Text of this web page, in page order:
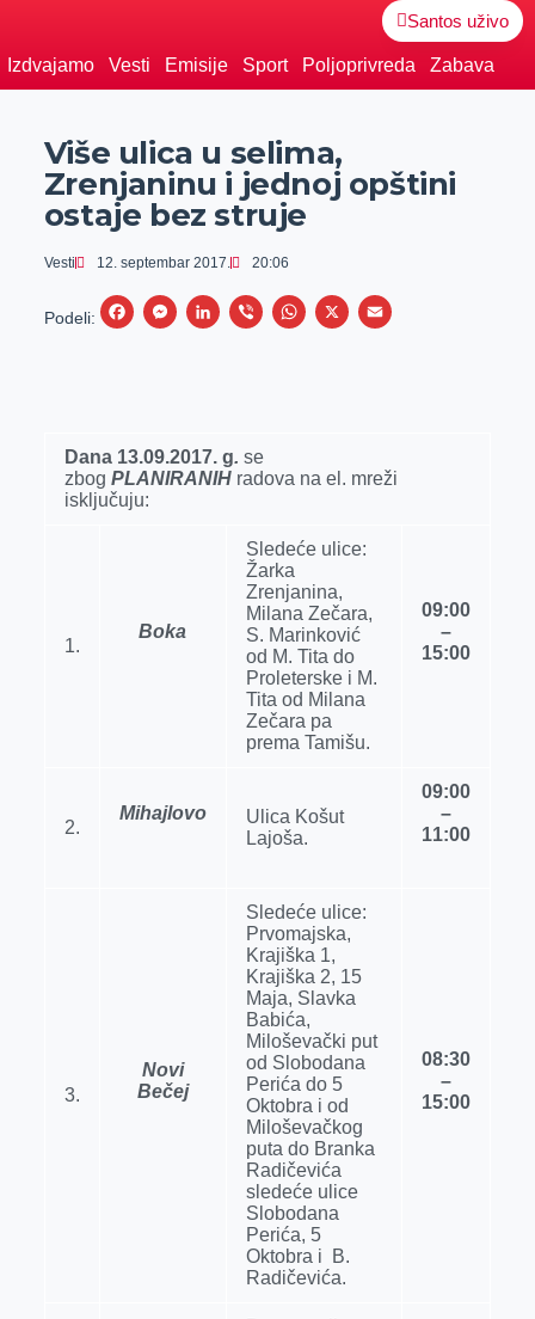
Santos uživo
Izdvajamo Vesti Emisije Sport Poljoprivreda Zabava
Više ulica u selima,
Zrenjaninu i jednoj opštini
ostaje bez struje
Vesti 12. septembar 2017. 20:06
Podeli:
F
b
o
o
M
e
n
L
d
V
W
A
p
X
E
Dana 13.09.2017. g. se
zbog PLANIRANIHradova na el. mreži
isklјučuju:
1.
Boka
Sledeće ulice:
Žarka
Zrenjanina,
Milana Zečara,
S. Marinković
od M. Tita do
Proleterske i M.
Tita od Milana
Zečara pa
prema Tamišu.
09:00
–
15:00
2.
Mihajlovo
Ulica Košut
Lajoša.
09:00
–
11:00
3.
Novi
Bečej
Sledeće ulice:
Prvomajska,
Krajiška 1,
Krajiška 2, 15
Maja, Slavka
Babića,
Miloševački put
od Slobodana
Perića do 5
Oktobra i od
Miloševačkog
puta do Branka
Radičevića
sledeće ulice
Slobodana
Perića, 5
Oktobra i B.
Radičevića.
08:30
–
15:00